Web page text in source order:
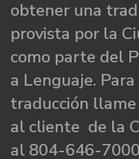
obtener una
provista por la
como parte del
a Lenguaje.
traducción
al cliente de la
al 804-646-